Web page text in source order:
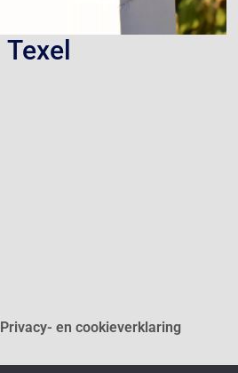
Texel
Privacy- en cookieverklaring